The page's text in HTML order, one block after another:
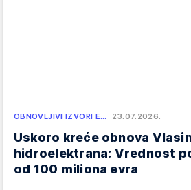
OBNOVLJIVI IZVORI E… 23.07.2026.
Uskoro kreće obnova
hidroelektrana: Vrednost
od 100 miliona evra